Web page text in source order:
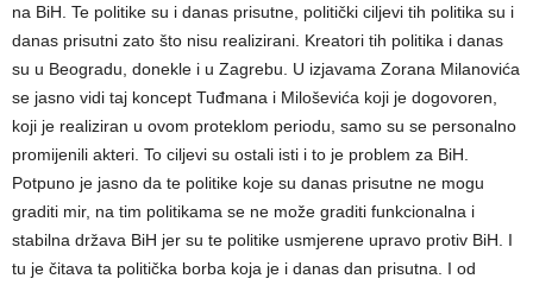
na BiH. Te politike su i danas prisutne, politički ciljevi tih politika su i
danas prisutni zato što nisu realizirani. Kreatori tih politika i danas
su u Beogradu, donekle i u Zagrebu. U izjavama Zorana Milanovića
se jasno vidi taj koncept Tuđmana i Miloševića koji je dogovoren,
koji je realiziran u ovom proteklom periodu, samo su se personalno
promijenili akteri. To ciljevi su ostali isti i to je problem za BiH.
Potpuno je jasno da te politike koje su danas prisutne ne mogu
graditi mir, na tim politikama se ne može graditi funkcionalna i
stabilna država BiH jer su te politike usmjerene upravo protiv BiH. I
tu je čitava ta politička borba koja je i danas dan prisutna. I od